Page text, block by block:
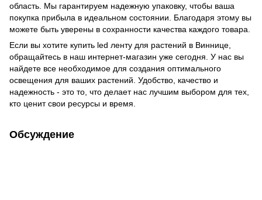
область. Мы гарантируем надежную упаковку, чтобы ваша
покупка прибыла в идеальном состоянии. Благодаря этому вы
можете быть уверены в сохранности качества каждого товара.
Если вы хотите купить led ленту для растений в Виннице,
обращайтесь в наш интернет-магазин уже сегодня. У нас вы
найдете все необходимое для создания оптимального
освещения для ваших растений. Удобство, качество и
надежность - это то, что делает нас лучшим выбором для тех,
кто ценит свои ресурсы и время.
Обсуждение